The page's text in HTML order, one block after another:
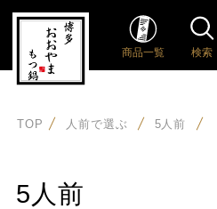
商品一覧 検索
TOP 人前で選ぶ 5人前
5人前